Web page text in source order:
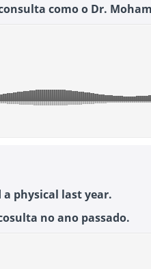
como o Dr.
a physical last year.
no ano passado.